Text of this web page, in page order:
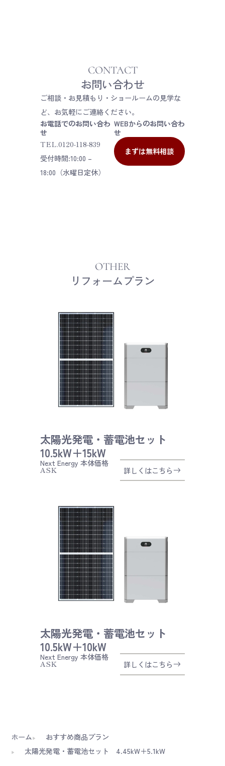
CONTACT
お問い合わせ
ご相談・お見積もり・ショールームの見学な
ど、 お気軽にご連絡ください。
お電話でのお問い合わ
せ
TEL.0120-118-839
受付時間:10:00 –
18:00（水曜日定休）
WEBからのお問い合わ
せ
まずは無料相談
OTHER
リフォームプラン
太陽光発電・蓄電池セット
10.5kW＋15kW
Next Energy 本体価格
ASK 詳しくはこちら
太陽光発電・蓄電池セット
10.5kW＋10kW
Next Energy 本体価格
ASK 詳しくはこちら
ホーム
おすすめ商品プラン
太陽光発電・蓄電池セット 4.45kW＋5.1kW